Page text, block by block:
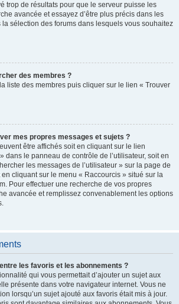
trop de résultats pour que le serveur puisse les
avancée et essayez d’être plus précis dans les
sélection des forums dans lesquels vous souhaitez
des membres ?
liste des membres puis cliquer sur le lien « Trouver
mes propres messages et sujets ?
être affichés soit en cliquant sur le lien
dans le panneau de contrôle de l’utilisateur, soit en
les messages de l’utilisateur » sur la page de
cliquant sur le menu « Raccourcis » situé sur la
Pour effectuer une recherche de vos propres
avancée et remplissez convenablement les options
les favoris et les abonnements ?
qui vous permettait d’ajouter un sujet aux
présente dans votre navigateur internet. Vous ne
lorsqu’un sujet ajouté aux favoris était mis à jour.